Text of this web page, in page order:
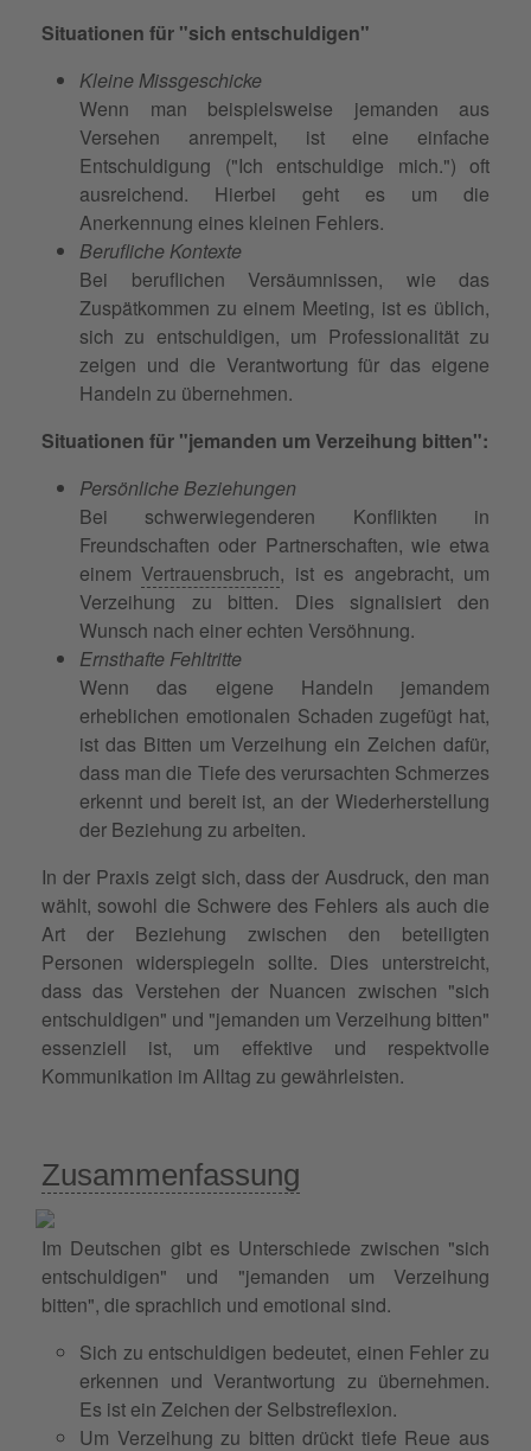
Situationen für "sich entschuldigen"
Kleine Missgeschicke
Wenn man beispielsweise jemanden aus
Versehen anrempelt, ist eine einfache
Entschuldigung ("Ich entschuldige mich.") oft
ausreichend. Hierbei geht es um die
Anerkennung eines kleinen Fehlers.
Berufliche Kontexte
Bei beruflichen Versäumnissen, wie das
Zuspätkommen zu einem Meeting, ist es üblich,
sich zu entschuldigen, um Professionalität zu
zeigen und die Verantwortung für das eigene
Handeln zu übernehmen.
Situationen für "jemanden um Verzeihung bitten":
Persönliche Beziehungen
Bei schwerwiegenderen Konflikten in
Freundschaften oder Partnerschaften, wie etwa
einem Vertrauensbruch, ist es angebracht, um
Verzeihung zu bitten. Dies signalisiert den
Wunsch nach einer echten Versöhnung.
Ernsthafte Fehltritte
Wenn das eigene Handeln jemandem
erheblichen emotionalen Schaden zugefügt hat,
ist das Bitten um Verzeihung ein Zeichen dafür,
dass man die Tiefe des verursachten Schmerzes
erkennt und bereit ist, an der Wiederherstellung
der Beziehung zu arbeiten.
In der Praxis zeigt sich, dass der Ausdruck, den man
wählt, sowohl die Schwere des Fehlers als auch die
Art der Beziehung zwischen den beteiligten
Personen widerspiegeln sollte. Dies unterstreicht,
dass das Verstehen der Nuancen zwischen "sich
entschuldigen" und "jemanden um Verzeihung bitten"
essenziell ist, um effektive und respektvolle
Kommunikation im Alltag zu gewährleisten.
Zusammenfassung
Im Deutschen gibt es Unterschiede zwischen "sich
entschuldigen" und "jemanden um Verzeihung
bitten", die sprachlich und emotional sind.
Sich zu entschuldigen bedeutet, einen Fehler zu
erkennen und Verantwortung zu übernehmen.
Es ist ein Zeichen der Selbstreflexion.
Um Verzeihung zu bitten drückt tiefe Reue aus